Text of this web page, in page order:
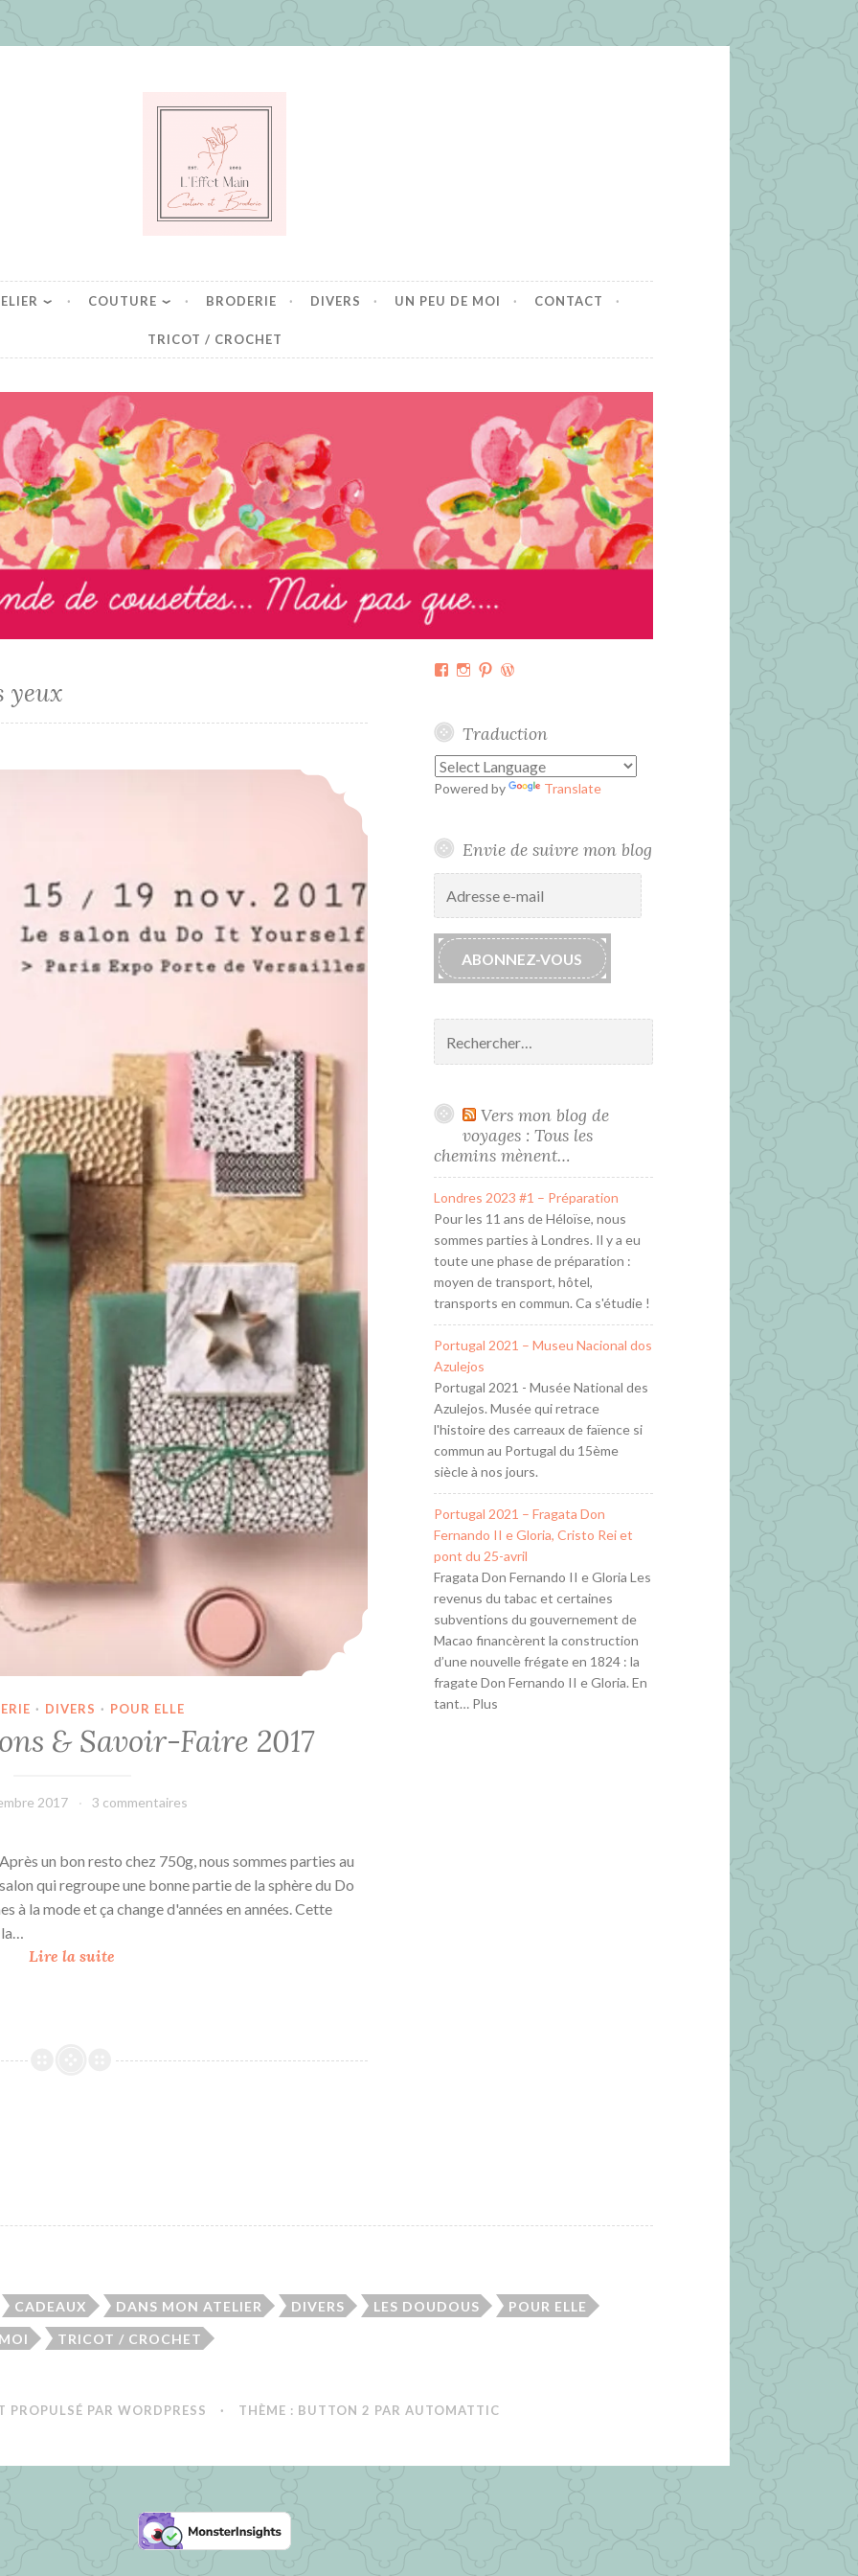
COUTURE BRODERIE DIVERS UN PEU DE MOI CONTACT
TRICOT / CROCHET
yeux
Salon Créations & Savoir-Faire 2017
· DIVERS · POUR ELLE
& Savoir-Faire 2017
2017 leffetmain
3 commentaires
un bon resto chez 750g, nous sommes parties au
qui regroupe une bonne partie de la sphère du Do
à la mode et ça change d'années en années. Cette
Lire la suite
&
S
a
i
Facebook
Instagram
PinterestWordPress.org
Traduction
Powered by Translate
Envie de suivre mon blog
ABONNEZ-VOUS
Vers mon blog de
voyages : Tous les
chemins mènent…
Londres 2023 #1 – Préparation
Pour les 11 ans de Héloïse, nous
sommes parties à Londres. Il y a eu
toute une phase de préparation :
moyen de transport, hôtel,
transports en commun. Ca s'étudie !
Portugal 2021 – Museu Nacional dos
Azulejos
Portugal 2021 - Musée National des
Azulejos. Musée qui retrace
l'histoire des carreaux de faïence si
commun au Portugal du 15ème
siècle à nos jours.
Portugal 2021 – Fragata Don
Fernando II e Gloria, Cristo Rei et
pont du 25-avril
Fragata Don Fernando II e Gloria Les
revenus du tabac et certaines
subventions du gouvernement de
Macao financèrent la construction
d’une nouvelle frégate en 1824 : la
fragate Don Fernando II e Gloria. En
tant… Plus
CADEAUX DANS MON ATELIER DIVERS LES DOUDOUS POUR ELLE
TRICOT / CROCHET
PROPULSÉ PAR WORDPRESS · THÈME : BUTTON 2 PAR AUTOMATTIC